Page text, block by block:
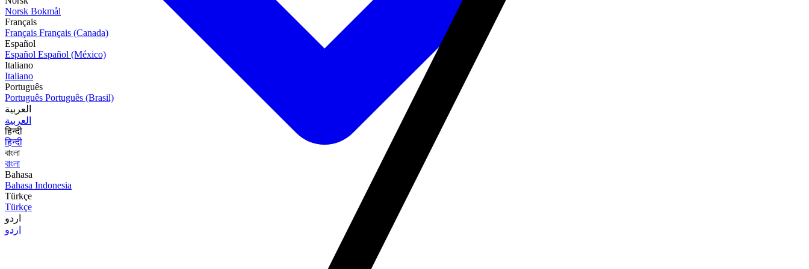
Norsk Bokmål
Français
Français Français (Canada)
Español
Español Español (México)
Italiano
Italiano
Português
Português Português (Brasil)
العربية
العربية
हिन्दी
हिन्दी
বাংলা
বাংলা
Bahasa
Bahasa Indonesia
Türkçe
Türkçe
اردو
اردو